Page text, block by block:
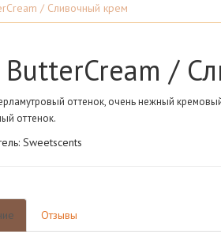
/ Сливочный крем
ButterCream /
оттенок, очень нежный
оттенок.
Sweetscents
Отзывы